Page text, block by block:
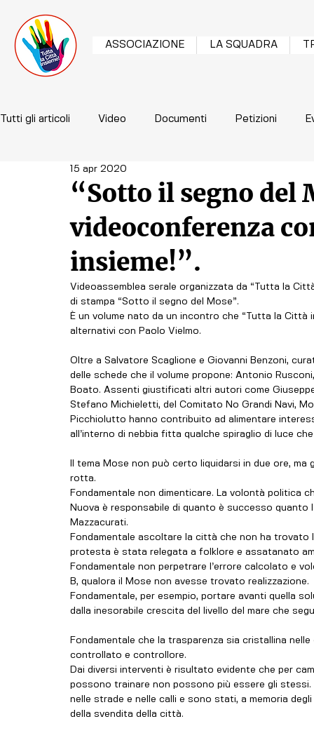
ASSOCIAZIONE LA SQUADRA
Tutti gli articoli Video Documenti Petizioni
“Sotto il segno del
videoconferenza
insieme!”.
15 apr 2020
Videoassemblea serale organizzata da “Tutta la
di stampa “Sotto il segno del Mose”.
È un volume nato da un incontro che “Tutta la
alternativi con Paolo Vielmo.
Oltre a Salvatore Scaglione e Giovanni Benzoni,
delle schede che il volume propone: Antonio
Boato. Assenti giustificati altri autori come
Stefano Michieletti, del Comitato No Grandi Navi,
Picchiolutto hanno contribuito ad alimentare
all’interno di nebbia fitta qualche spiraglio di luce
Il tema Mose non può certo liquidarsi in due ore,
rotta.
Fondamentale non dimenticare. La volontà politica
Nuova è responsabile di quanto è successo
Mazzacurati.
Fondamentale ascoltare la città che non ha
protesta è stata relegata a folklore e assatanato
Fondamentale non perpetrare l’errore calcolato e
B, qualora il Mose non avesse trovato realizzazione.
Fondamentale, per esempio, portare avanti quella
dalla inesorabile crescita del livello del mare che
Fondamentale che la trasparenza sia cristallina
controllato e controllore.
Dai diversi interventi è risultato evidente che per
possono trainare non possono più essere gli
nelle strade e nelle calli e sono stati, a memoria
della svendita della città.